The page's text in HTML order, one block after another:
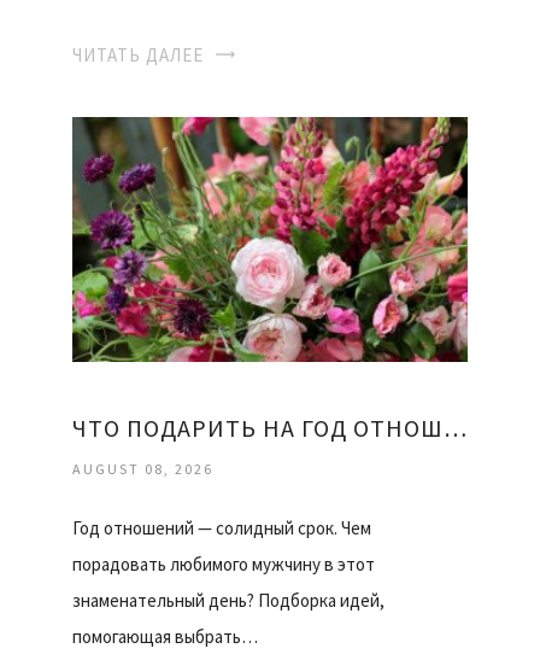
ЧИТАТЬ ДАЛЕЕ
ЧТО ПОДАРИТЬ НА ГОД ОТНОШЕНИЙ ДЕВУШКЕ
AUGUST 08, 2026
Год отношений — солидный срок. Чем
порадовать любимого мужчину в этот
знаменательный день? Подборка идей,
помогающая выбрать…